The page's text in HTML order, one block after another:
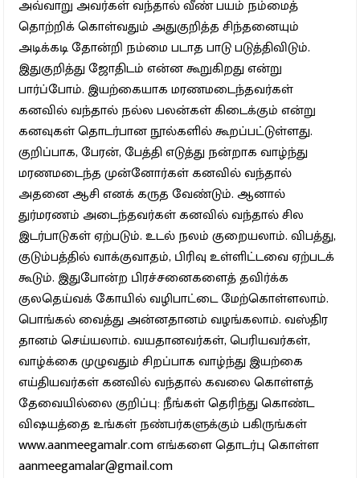
அவ்வாறு அவர்கள் வந்தால் வீண் பயம் நம்மைத்
தொற்றிக் கொள்வதும் அதுகுறித்த சிந்தனையும்
அடிக்கடி தோன்றி நம்மை படாத பாடு படுத்திவிடும்.
இதுகுறித்து ஜோதிடம் என்ன கூறுகிறது என்று
பார்ப்போம். இயற்கையாக மரணமடைந்தவர்கள்
கனவில் வந்தால் நல்ல பலன்கள் கிடைக்கும் என்று
கனவுகள் தொடர்பான நூல்களில் கூறப்பட்டுள்ளது.
குறிப்பாக, பேரன், பேத்தி எடுத்து நன்றாக வாழ்ந்து
மரணமடைந்த முன்னோர்கள் கனவில் வந்தால்
அதனை ஆசி எனக் கருத வேண்டும். ஆனால்
துர்மரணம் அடைந்தவர்கள் கனவில் வந்தால் சில
இடர்பாடுகள் ஏற்படும். உடல் நலம் குறையலாம். விபத்து,
குடும்பத்தில் வாக்குவாதம், பிரிவு உள்ளிட்டவை ஏற்படக்
கூடும். இதுபோன்ற பிரச்சனைகளைத் தவிர்க்க
குலதெய்வக் கோயில் வழிபாட்டை மேற்கொள்ளலாம்.
பொங்கல் வைத்து அன்னதானம் வழங்கலாம். வஸ்திர
தானம் செய்யலாம். வயதானவர்கள், பெரியவர்கள்,
வாழ்க்கை முழுவதும் சிறப்பாக வாழ்ந்து இயற்கை
எய்தியவர்கள் கனவில் வந்தால் கவலை கொள்ளத்
தேவையில்லை குறிப்பு: நீங்கள் தெரிந்து கொண்ட
விஷயத்தை உங்கள் நண்பர்களுக்கும் பகிருங்கள்
www.aanmeegamalr.com எங்களை தொடர்பு கொள்ள
aanmeegamalar@gmail.com